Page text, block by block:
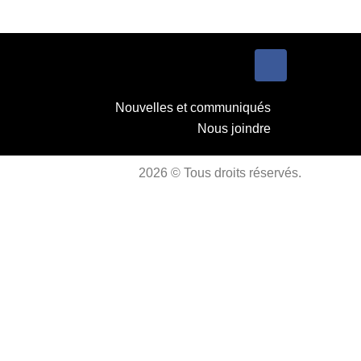
Nouvelles et communiqués
Nous joindre
2026 © Tous droits réservés.